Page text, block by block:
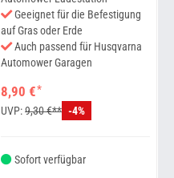
Geeignet für die Befestigung
auf Gras oder Erde
Auch passend für Husqvarna
Automower Garagen
8,90 €*
UVP:9,30 €** -4%
Sofort verfügbar